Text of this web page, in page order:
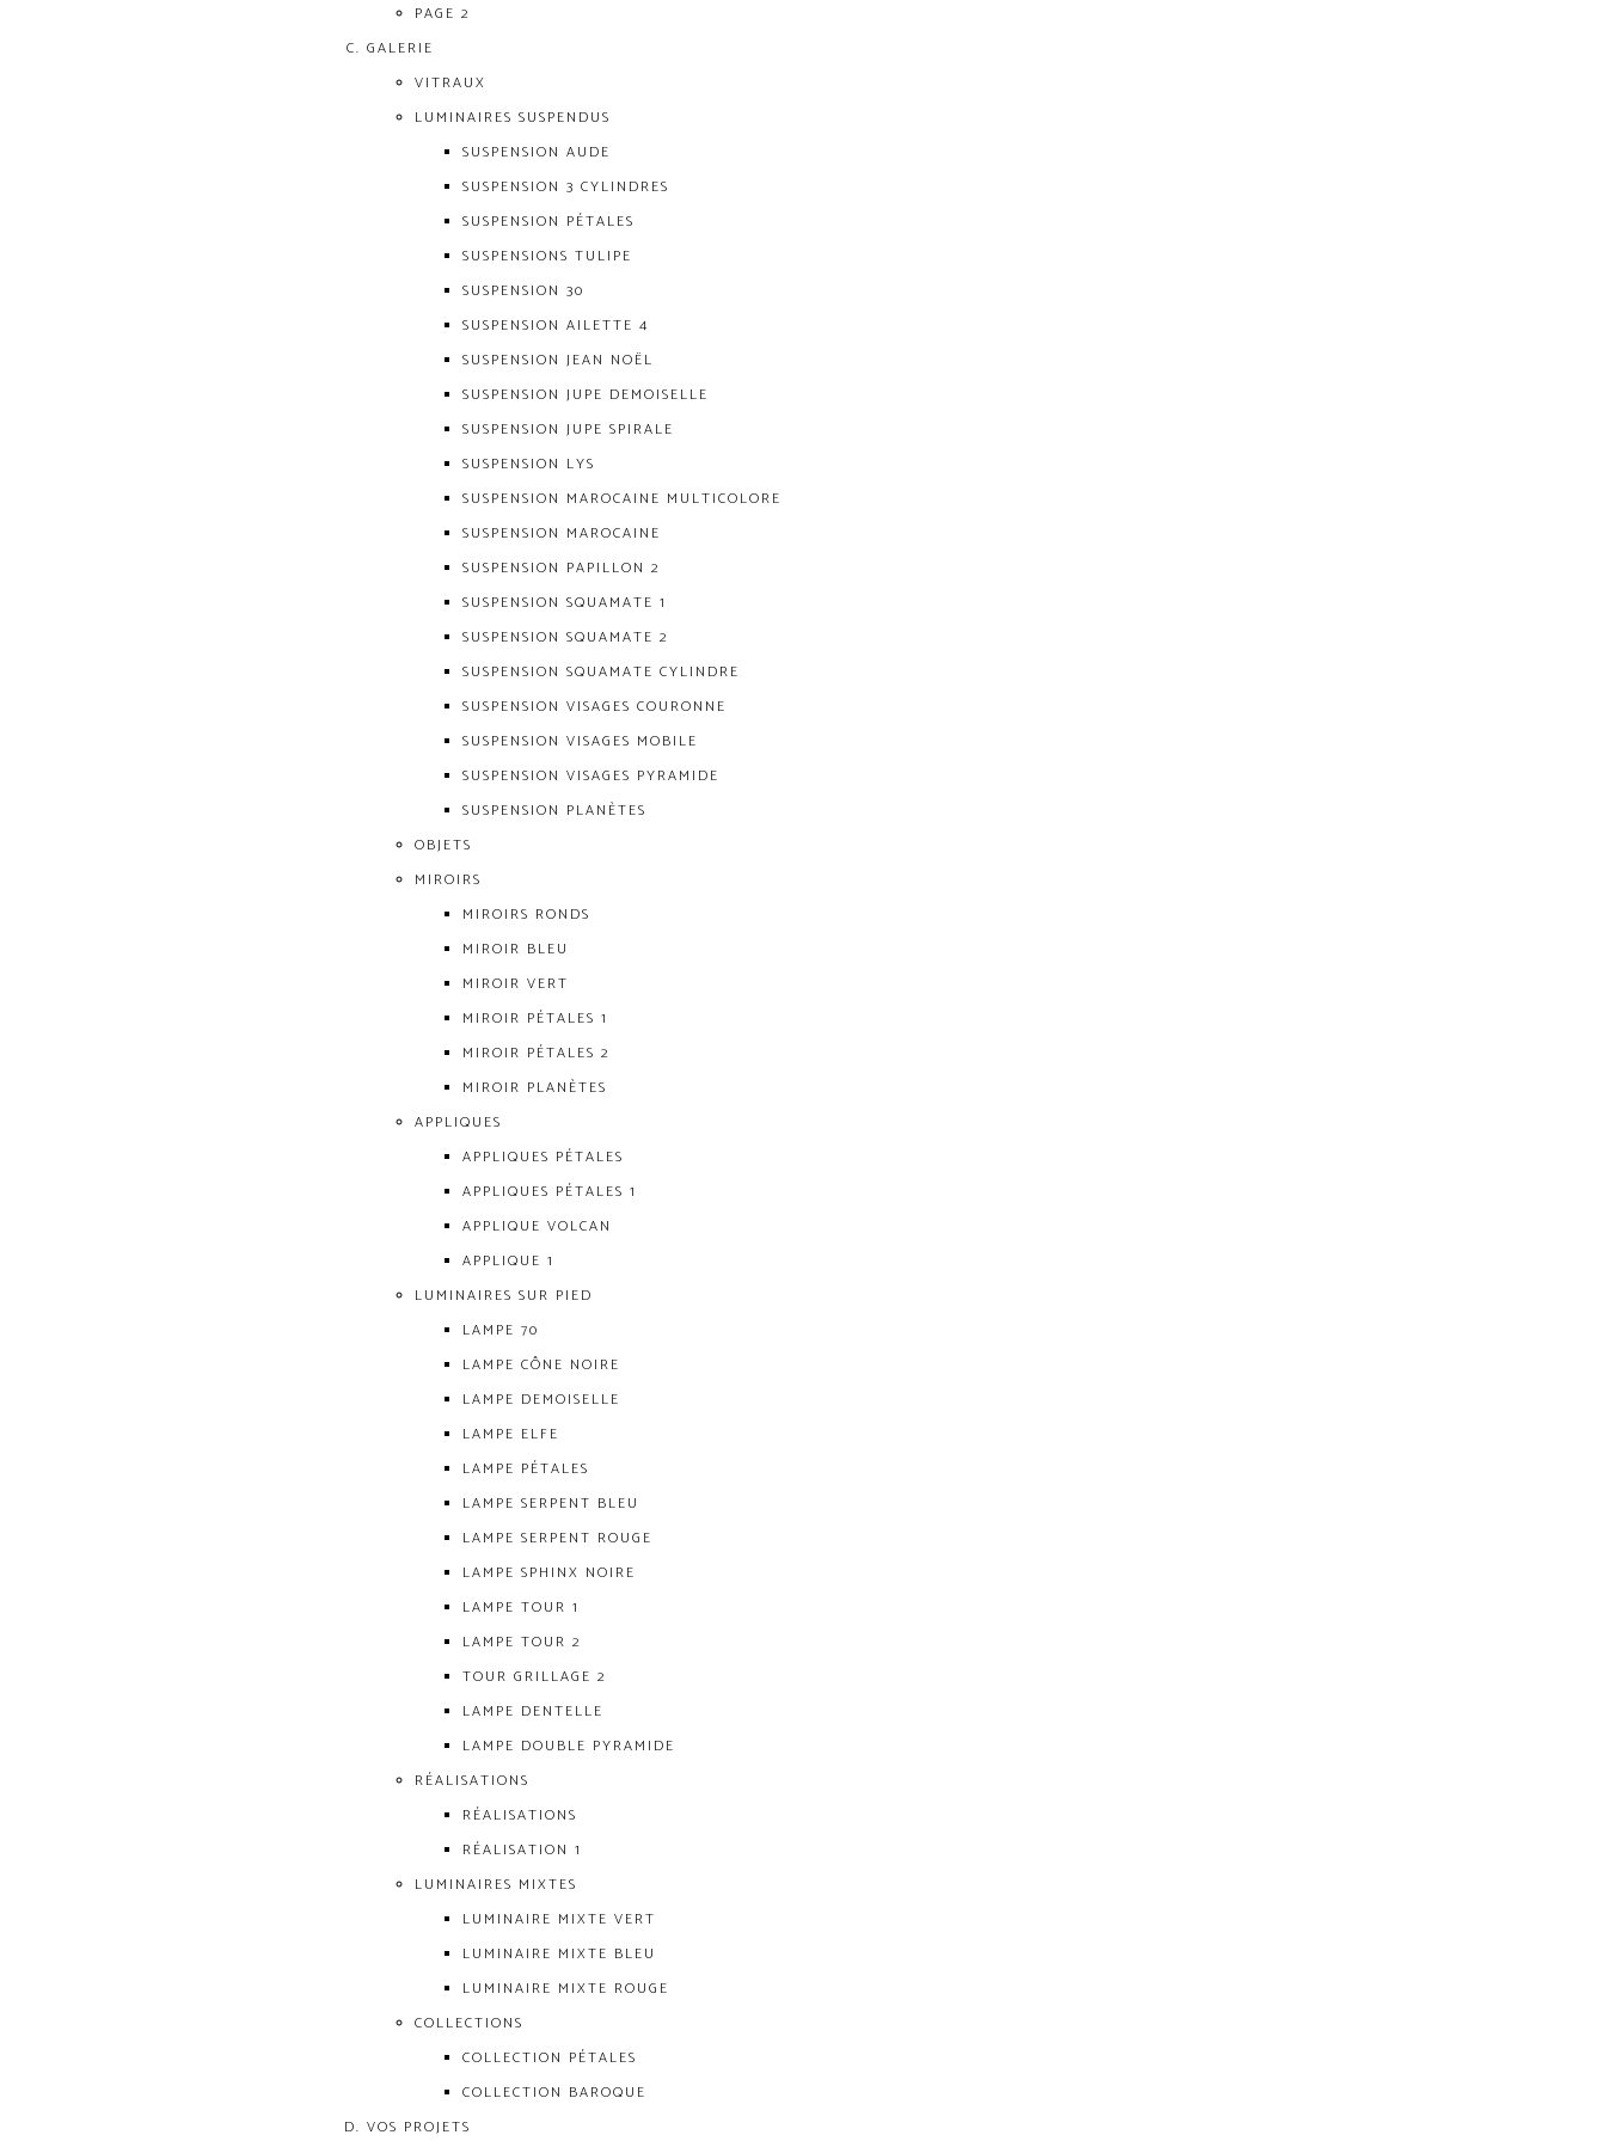
PAGE 2
GALERIE
VITRAUX
LUMINAIRES SUSPENDUS
SUSPENSION AUDE
SUSPENSION 3 CYLINDRES
SUSPENSION PÉTALES
SUSPENSIONS TULIPE
SUSPENSION 30
SUSPENSION AILETTE 4
SUSPENSION JEAN NOËL
SUSPENSION JUPE DEMOISELLE
SUSPENSION JUPE SPIRALE
SUSPENSION LYS
SUSPENSION MAROCAINE MULTICOLORE
SUSPENSION MAROCAINE
SUSPENSION PAPILLON 2
SUSPENSION SQUAMATE 1
SUSPENSION SQUAMATE 2
SUSPENSION SQUAMATE CYLINDRE
SUSPENSION VISAGES COURONNE
SUSPENSION VISAGES MOBILE
SUSPENSION VISAGES PYRAMIDE
SUSPENSION PLANÈTES
OBJETS
MIROIRS
MIROIRS RONDS
MIROIR BLEU
MIROIR VERT
MIROIR PÉTALES 1
MIROIR PÉTALES 2
MIROIR PLANÈTES
APPLIQUES
APPLIQUES PÉTALES
APPLIQUES PÉTALES 1
APPLIQUE VOLCAN
APPLIQUE 1
LUMINAIRES SUR PIED
LAMPE 70
LAMPE CÔNE NOIRE
LAMPE DEMOISELLE
LAMPE ELFE
LAMPE PÉTALES
LAMPE SERPENT BLEU
LAMPE SERPENT ROUGE
LAMPE SPHINX NOIRE
LAMPE TOUR 1
LAMPE TOUR 2
TOUR GRILLAGE 2
LAMPE DENTELLE
LAMPE DOUBLE PYRAMIDE
RÉALISATIONS
RÉALISATIONS
RÉALISATION 1
LUMINAIRES MIXTES
LUMINAIRE MIXTE VERT
LUMINAIRE MIXTE BLEU
LUMINAIRE MIXTE ROUGE
COLLECTIONS
COLLECTION PÉTALES
COLLECTION BAROQUE
VOS PROJETS